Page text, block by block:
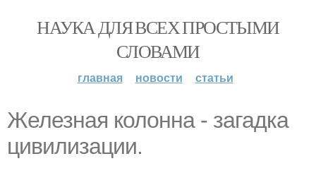
НАУКА ДЛЯ ВСЕХ ПРОСТЫМИ
СЛОВАМИ
главная новости статьи
Железная колонна - загадка
цивилизации.